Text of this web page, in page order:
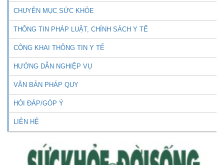
CHUYÊN MỤC SỨC KHỎE
THÔNG TIN PHÁP LUẬT, CHÍNH SÁCH Y TẾ
CÔNG KHAI THÔNG TIN Y TẾ
HƯỚNG DẪN NGHIỆP VỤ
VĂN BẢN PHÁP QUY
HỎI ĐÁP/GÓP Ý
LIÊN HỆ